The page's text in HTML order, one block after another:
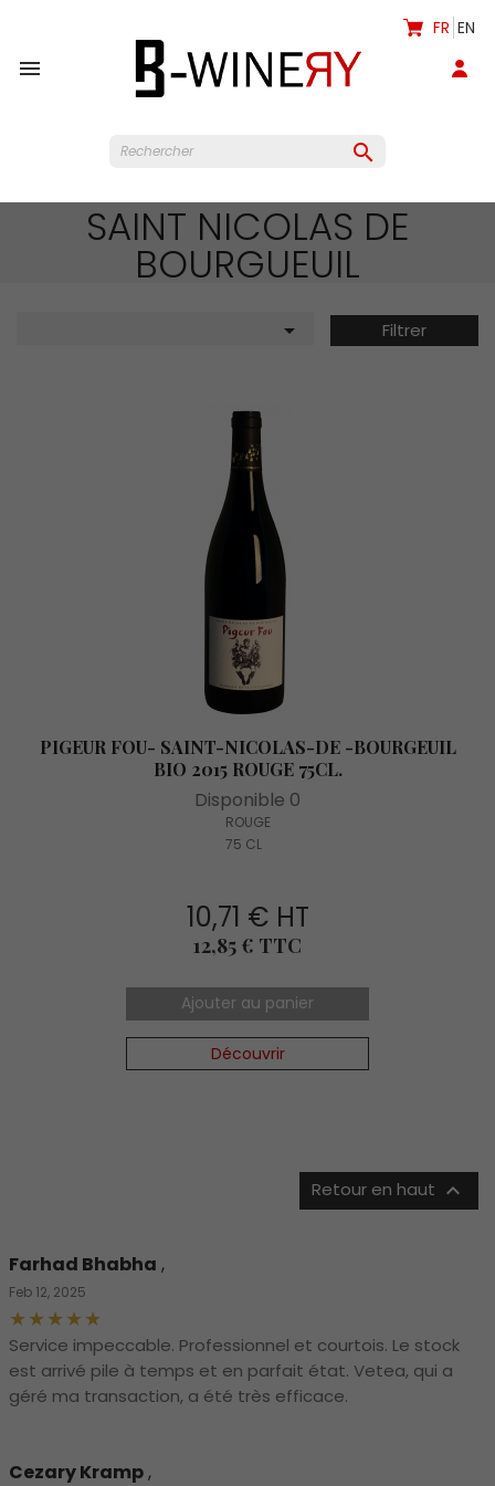

FR EN

SAINT NICOLAS DE
BOURGUEUIL
 Filtrer
PIGEUR FOU- SAINT-NICOLAS-DE -BOURGEUIL
BIO 2015 ROUGE 75CL.
Disponible 0
ROUGE
75 CL
10,71 € HT
Prix
12,85 € TTC
Ajouter au panier
Découvrir
Retour en haut 
Farhad Bhabha ,
Feb 12, 2025
Service impeccable. Professionnel et courtois. Le stock
est arrivé pile à temps et en parfait état. Vetea, qui a
géré ma transaction, a été très efficace.
Cezary Kramp,